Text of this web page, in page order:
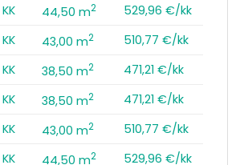
44,50 m2
529,96 €/kk
43,00 m2
510,77 €/kk
38,50 m2
471,21 €/kk
38,50 m2
471,21 €/kk
43,00 m2
510,77 €/kk
44,50 m2
529,96 €/kk